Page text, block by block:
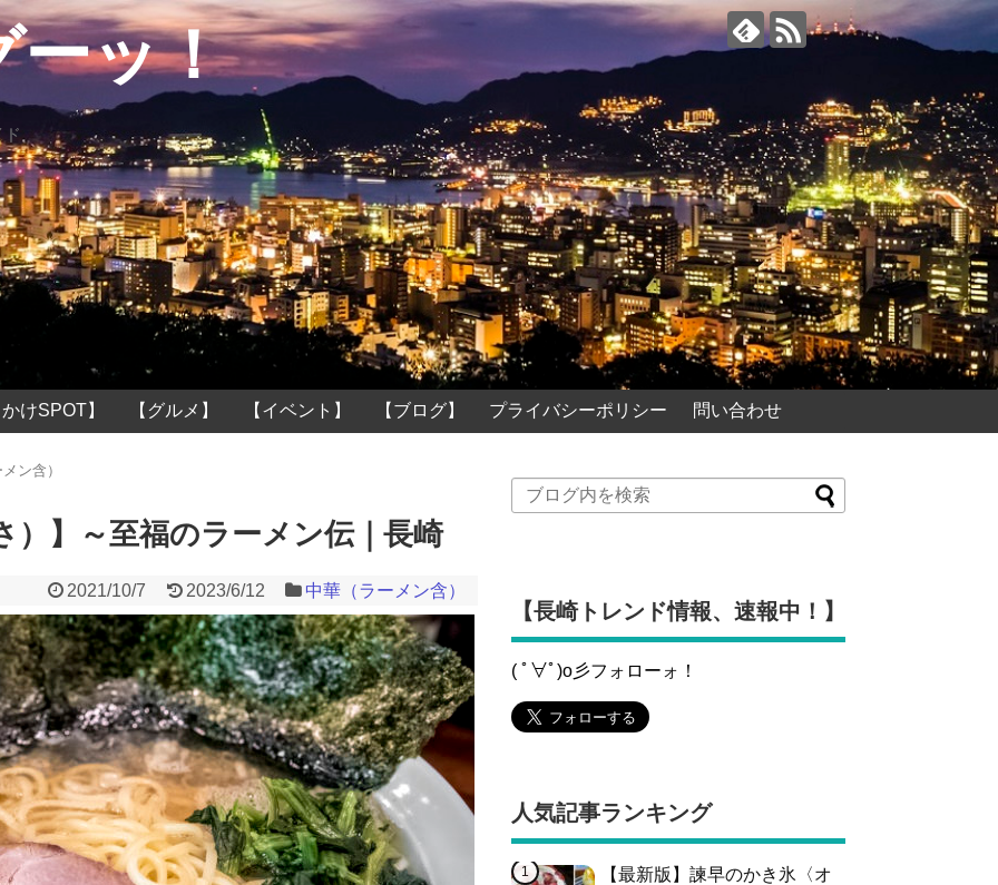
ーッ！
けSPOT】 【グルメ】 【イベント】 【ブログ】 プライバシーポリシー 問い合わせ
ン含）
）】～至福のラーメン伝｜長崎
2021/10/7 2023/6/12 中華（ラーメン含）
【長崎トレンド情報、速報中！】
( ﾟ∀ﾟ)o彡フォローォ！
人気記事ランキング
【最新版】諫早のかき氷〈オ